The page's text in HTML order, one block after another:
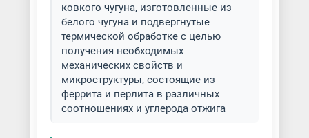
ковкого чугуна, изготовленные из
белого чугуна и подвергнутые
термической обработке с целью
получения необходимых
механических свойств и
микроструктуры, состоящие из
феррита и перлита в различных
соотношениях и углерода отжига